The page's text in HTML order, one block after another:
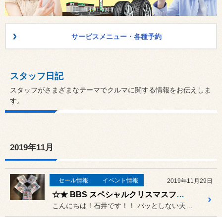
サービスメニュー・各種予約
スタッフ日記
スタッフがさまざまなテーマでクルマに関する情報をお伝えしま
す。
2019年11月
セール情報 イベント情報 2019年11月29日
☆★ BBS スペシャルクリスマスフェア！！11月30日から開催いたします！！☆★